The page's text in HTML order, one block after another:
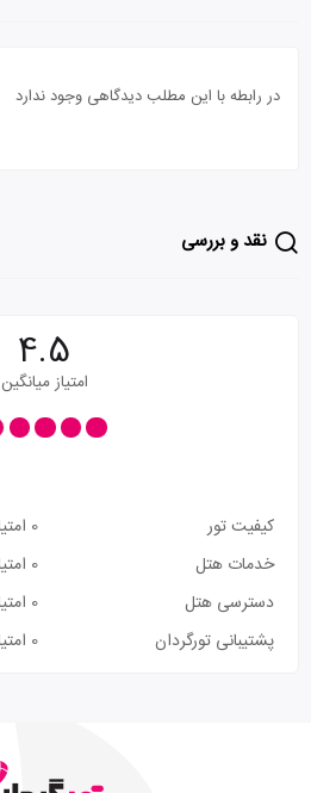
در رابطه با این مطلب دیدگاهی وجود ندارد
نقد و بررسی
4.5
امتیاز میانگین
کیفیت تور 0 امتیاز
خدمات هتل
0 امتیاز
دسترسی هتل
0 امتیاز
پشتیبانی تورگردان
0 امتیاز